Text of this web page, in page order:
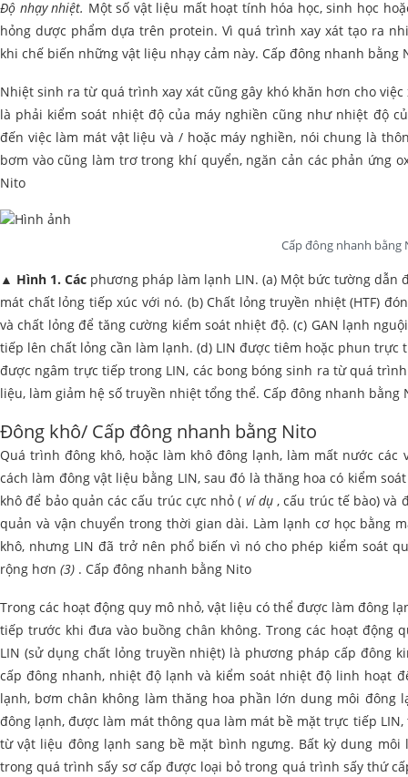
Độ nhạy nhiệt. Một số vật liệu mất hoạt tính hóa học, sinh học
hỏng dược phẩm dựa trên protein. Vì quá trình xay xát tạo ra
khi chế biến những vật liệu nhạy cảm này. Cấp đông nhanh bằng
Nhiệt sinh ra từ quá trình xay xát cũng gây khó khăn hơn cho
là phải kiểm soát nhiệt độ của máy nghiền cũng như nhiệt độ
đến việc làm mát vật liệu và / hoặc máy nghiền, nói chung là
bơm vào cũng làm trơ trong khí quyển, ngăn cản các phản ứng
Nito
Cấp đông nhanh bằng
▲ Hình 1. Các phương pháp làm lạnh LIN. (a) Một bức tường dẫn
mát chất lỏng tiếp xúc với nó. (b) Chất lỏng truyền nhiệt (HTF)
và chất lỏng để tăng cường kiểm soát nhiệt độ. (c) GAN lạnh
tiếp lên chất lỏng cần làm lạnh. (d) LIN được tiêm hoặc phun
được ngâm trực tiếp trong LIN, các bong bóng sinh ra từ quá
liệu, làm giảm hệ số truyền nhiệt tổng thể. Cấp đông nhanh bằng
Đông khô/ Cấp đông nhanh bằng Nito
Quá trình đông khô, hoặc làm khô đông lạnh, làm mất nước
cách làm đông vật liệu bằng LIN, sau đó là thăng hoa có kiểm
khô để bảo quản các cấu trúc cực nhỏ ( ví dụ, cấu trúc tế bào) và
quản và vận chuyển trong thời gian dài. Làm lạnh cơ học bằng
khô, nhưng LIN đã trở nên phổ biến vì nó cho phép kiểm soát
rộng hơn (3) . Cấp đông nhanh bằng Nito
Trong các hoạt động quy mô nhỏ, vật liệu có thể được làm đông
tiếp trước khi đưa vào buồng chân không. Trong các hoạt động
LIN (sử dụng chất lỏng truyền nhiệt) là phương pháp cấp đông
cấp đông nhanh, nhiệt độ lạnh và kiểm soát nhiệt độ linh hoạt
lạnh, bơm chân không làm thăng hoa phần lớn dung môi đông
đông lạnh, được làm mát thông qua làm mát bề mặt trực tiếp
từ vật liệu đông lạnh sang bề mặt bình ngưng. Bất kỳ dung
trong quá trình sấy sơ cấp được loại bỏ trong quá trình sấy thứ